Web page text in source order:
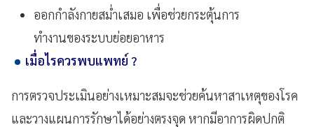
ออกกำลังกายสม่ำเสมอ เพื่อช่วยกระตุ้นการ
ทำงานของระบบย่อยอาหาร
เมื่อไรควรพบแพทย์ ?
การตรวจประเมินอย่างเหมาะสมจะช่วยค้นหาสาเหตุของโรค
และวางแผนการรักษาได้อย่างตรงจุด หากมีอาการผิดปกติ